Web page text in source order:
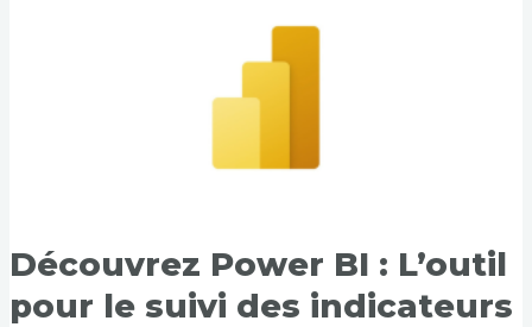
Découvrez Power BI : L’outil
pour le suivi des indicateurs